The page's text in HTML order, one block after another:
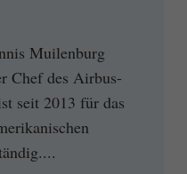
Muilenburg
Chef des Airbus-
seit 2013 für das